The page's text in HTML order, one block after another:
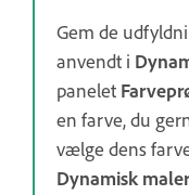
Gem de
anvendt i
panelet
en farve, du
vælge dens
Dynamisk